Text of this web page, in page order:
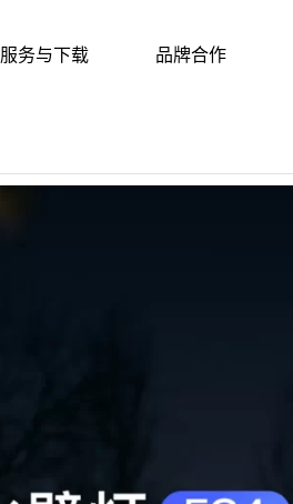
服务与下载 品牌合作